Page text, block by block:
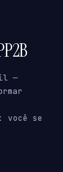
—
você se